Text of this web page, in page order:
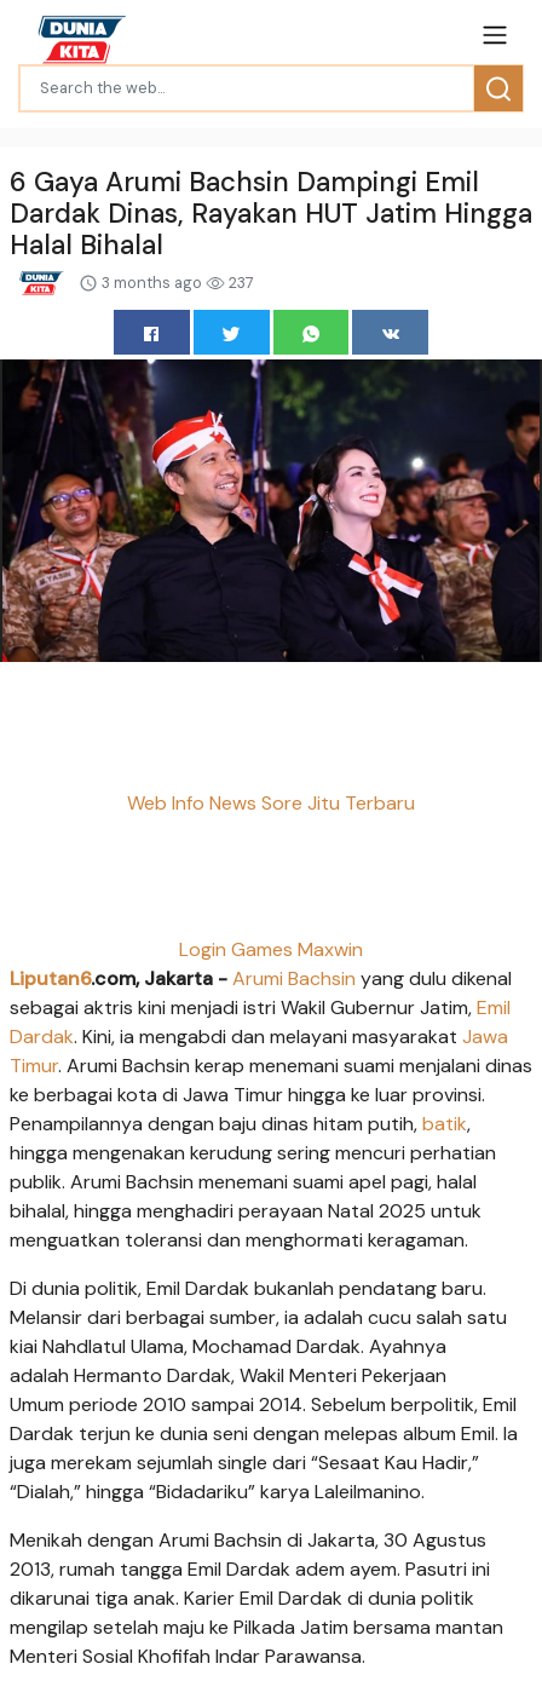
6 Gaya Arumi Bachsin Dampingi Emil
Dardak Dinas, Rayakan HUT Jatim Hingga
Halal Bihalal
3 months ago 237
Web Info News Sore Jitu Terbaru
Login Games Maxwin
Liputan6.com, Jakarta -Arumi Bachsin yang dulu dikenal
sebagai aktris kini menjadi istri Wakil Gubernur Jatim,Emil
Dardak. Kini, ia mengabdi dan melayani masyarakat Jawa
Timur. Arumi Bachsin kerap menemani suami menjalani dinas
ke berbagai kota di Jawa Timur hingga ke luar provinsi.
Penampilannya dengan baju dinas hitam putih,batik,
hingga mengenakan kerudung sering mencuri perhatian
publik. Arumi Bachsin menemani suami apel pagi, halal
bihalal, hingga menghadiri perayaan Natal 2025 untuk
menguatkan toleransi dan menghormati keragaman.
Di dunia politik, Emil Dardak bukanlah pendatang baru.
Melansir dari berbagai sumber, ia adalah cucu salah satu
kiai Nahdlatul Ulama, Mochamad Dardak. Ayahnya
adalah Hermanto Dardak, Wakil Menteri Pekerjaan
Umum periode 2010 sampai 2014. Sebelum berpolitik, Emil
Dardak terjun ke dunia seni dengan melepas album Emil. Ia
juga merekam sejumlah single dari “Sesaat Kau Hadir,”
“Dialah,” hingga “Bidadariku” karya Laleilmanino.
Menikah dengan Arumi Bachsin di Jakarta, 30 Agustus
2013, rumah tangga Emil Dardak adem ayem. Pasutri ini
dikarunai tiga anak. Karier Emil Dardak di dunia politik
mengilap setelah maju ke Pilkada Jatim bersama mantan
Menteri Sosial Khofifah Indar Parawansa.